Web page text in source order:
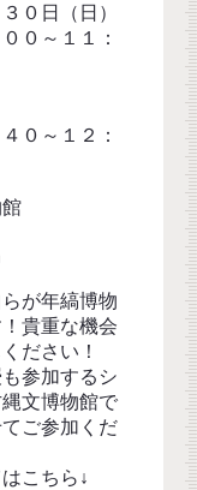
０日（日）
～１１：
～１２：
が年縞博物
貴重な機会
ださい！
参加するシ
文博物館で
ご参加くだ
こちら↓